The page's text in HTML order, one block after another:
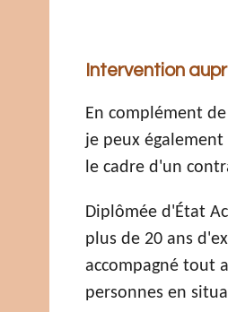
Intervention
En complément
je peux
le cadre d'un
Diplômée d'État
plus de 20 ans
accompagné tout
personnes en